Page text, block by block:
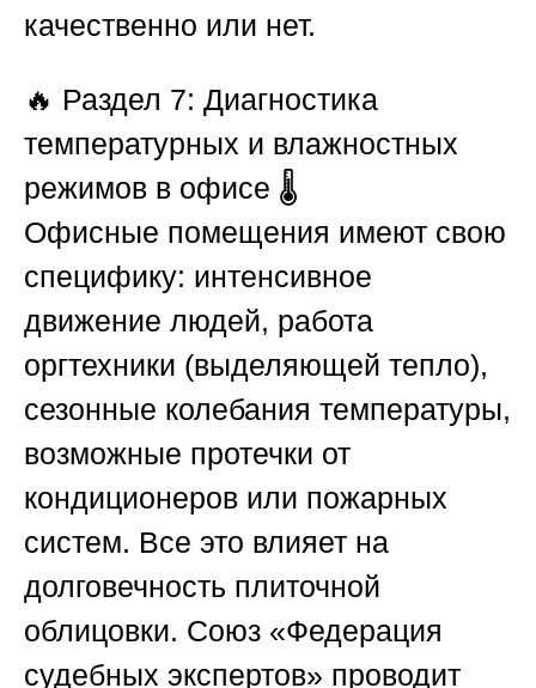
качественно или нет.
🔥 Раздел 7: Диагностика
температурных и влажностных
режимов в офисе 🌡️
Офисные помещения имеют свою
специфику: интенсивное
движение людей, работа
оргтехники (выделяющей тепло),
сезонные колебания температуры,
возможные протечки от
кондиционеров или пожарных
систем. Все это влияет на
долговечность плиточной
облицовки. Союз «Федерация
судебных экспертов» проводит